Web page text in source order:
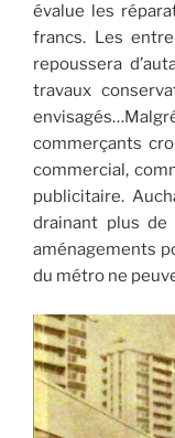
évalue les
francs. Les
repoussera
travaux
commerçants
commercial,
publicitaire.
drainant plus de
aménagements
du métro ne